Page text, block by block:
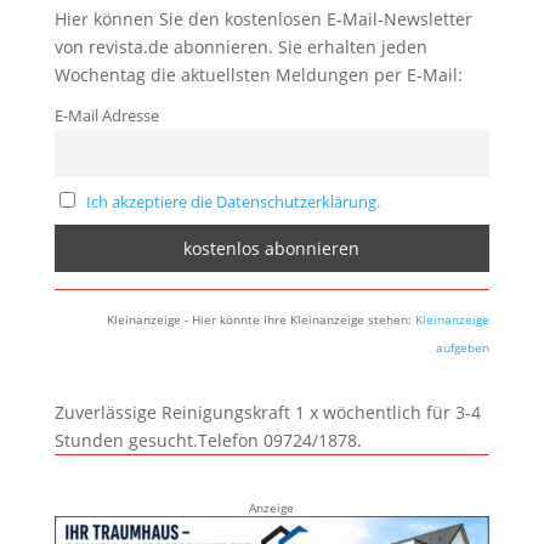
Hier können Sie den kostenlosen E-Mail-Newsletter
von revista.de abonnieren. Sie erhalten jeden
Wochentag die aktuellsten Meldungen per E-Mail:
E-Mail Adresse
Ich akzeptiere die Datenschutzerklärung.
Kleinanzeige - Hier könnte Ihre Kleinanzeige stehen: Kleinanzeige
aufgeben
Zuverlässige Reinigungskraft 1 x wöchentlich für 3-4
Stunden gesucht.Telefon 09724/1878.
Anzeige